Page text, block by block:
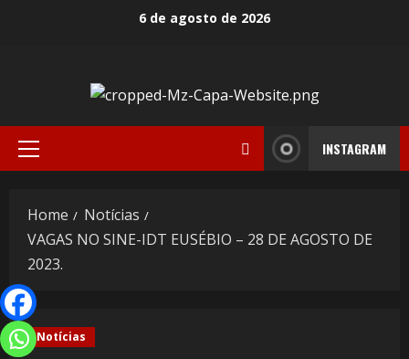
6 de agosto de 2026
INSTAGRAM
Home
Notícias
VAGAS NO SINE-IDT EUSÉBIO – 28 DE AGOSTO DE
2023.
Notícias